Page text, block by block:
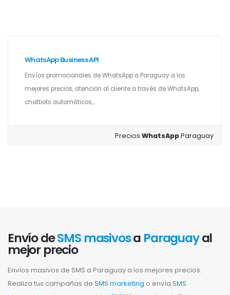
WhatsApp Business API
Envíos promocionales de WhatsApp a Paraguay a los
mejores precios, atención al cliente a través de WhatsApp,
chatbots automáticos,...
PreciosWhatsAppParaguay
Envío deSMS masivosa Paraguayal
mejor precio
Envíos masivos de SMS a Paraguay a los mejores precios.
Realiza tus campañas de SMS marketing o envía SMS